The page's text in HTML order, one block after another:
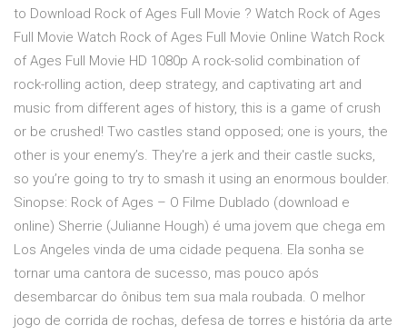
to Download Rock of Ages Full Movie ? Watch Rock of Ages
Full Movie Watch Rock of Ages Full Movie Online Watch Rock
of Ages Full Movie HD 1080p A rock-solid combination of
rock-rolling action, deep strategy, and captivating art and
music from different ages of history, this is a game of crush
or be crushed! Two castles stand opposed; one is yours, the
other is your enemy’s. They're a jerk and their castle sucks,
so you’re going to try to smash it using an enormous boulder.
Sinopse: Rock of Ages – O Filme Dublado (download e
online) Sherrie (Julianne Hough) é uma jovem que chega em
Los Angeles vinda de uma cidade pequena. Ela sonha se
tornar uma cantora de sucesso, mas pouco após
desembarcar do ônibus tem sua mala roubada. O melhor
jogo de corrida de rochas, defesa de torres e história da arte